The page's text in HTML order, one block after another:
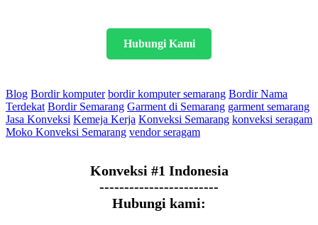
Hubungi Kami
Blog Bordir komputer bordir komputer semarang Bordir Nama
Terdekat Bordir Semarang Garment di Semarang garment semarang
Jasa Konveksi Kemeja Kerja Konveksi Semarang konveksi seragam
Moko Konveksi Semarang vendor seragam
Konveksi #1 Indonesia
------------------------
Hubungi kami: